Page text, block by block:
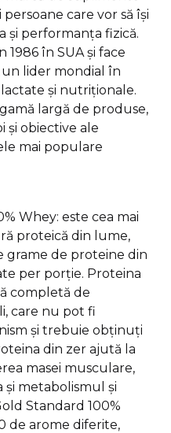
care vor să își
și performanța fizică.
1986 în SUA și face
lider mondial în
și nutriționale.
largă de produse,
și obiective ale
mai populare
Whey: este cea mai
proteică din lume,
grame de proteine din
per porție. Proteina
completă de
care nu pot fi
și trebuie obținuți
din zer ajută la
masei musculare,
metabolismul și
Standard 100%
de arome diferite,